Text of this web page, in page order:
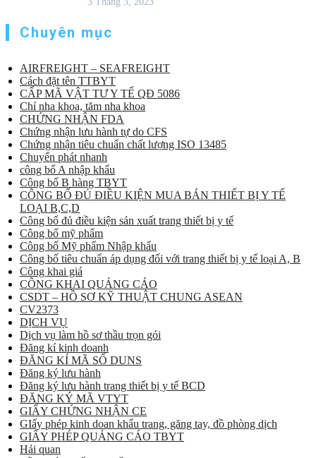
Chuyên mục
AIRFREIGHT – SEAFREIGHT
Cách đặt tên TTBYT
CẤP MÃ VẬT TƯ Y TẾ QĐ 5086
Chỉ nha khoa, tăm nha khoa
CHỨNG NHẬN FDA
Chứng nhận lưu hành tự do CFS
Chứng nhận tiêu chuẩn chất lượng ISO 13485
Chuyển phát nhanh
công bố A nhập khẩu
Công bố B hàng TBYT
CÔNG BỐ ĐỦ ĐIỀU KIỆN MUA BÁN THIẾT BỊ Y TẾ
LOẠI B,C,D
Công bố đủ điều kiện sản xuất trang thiết bị y tế
Công bố mỹ phẩm
Công bố Mỹ phẩm Nhập khẩu
Công bố tiêu chuẩn áp dụng đối với trang thiết bị y tế loại A, B
Công khai giá
CÔNG KHAI QUẢNG CÁO
CSDT – HỒ SƠ KỸ THUẬT CHUNG ASEAN
CV2373
DỊCH VỤ
Dịch vụ làm hồ sơ thầu trọn gói
Đăng kí kinh doanh
ĐĂNG KÍ MÃ SỐ DUNS
Đăng ký lưu hành
Đăng ký lưu hành trang thiết bị y tế BCD
ĐĂNG KÝ MÃ VTYT
GIẤY CHỨNG NHẬN CE
GIấy phép kinh doan khẩu trang, găng tay, đồ phòng dịch
GIẤY PHÉP QUẢNG CÁO TBYT
Hải quan